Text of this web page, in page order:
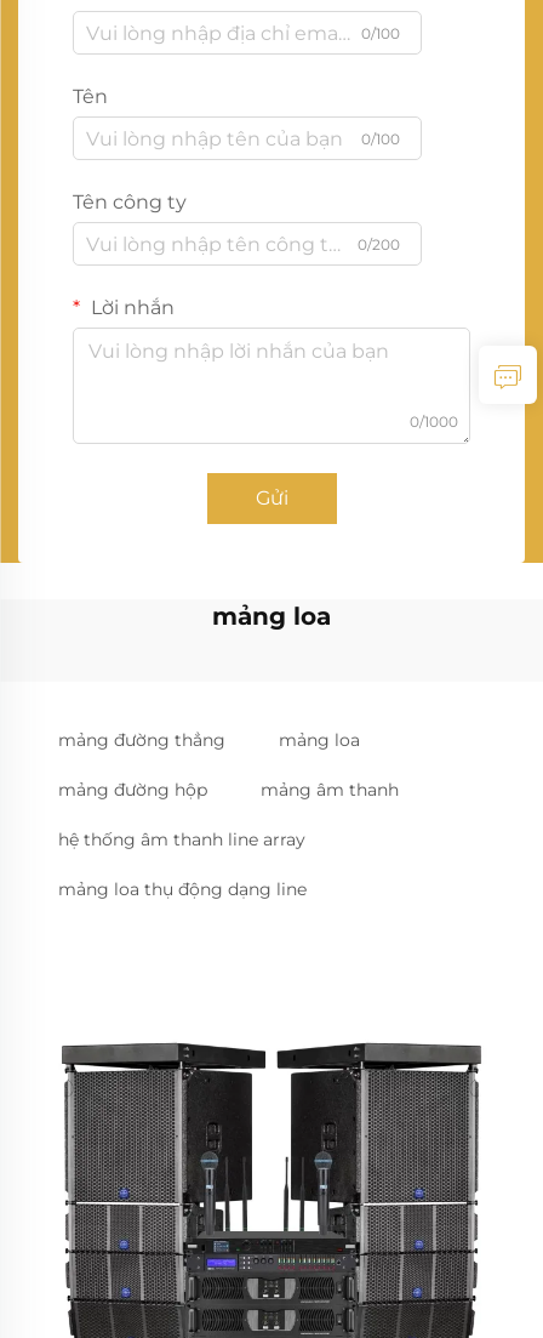
0/100
Tên
0/100
Tên công ty
0/200
Lời nhắn
0/1000
Gửi
mảng loa
mảng đường thẳng mảng loa
mảng đường hộp mảng âm thanh
hệ thống âm thanh line array
mảng loa thụ động dạng line